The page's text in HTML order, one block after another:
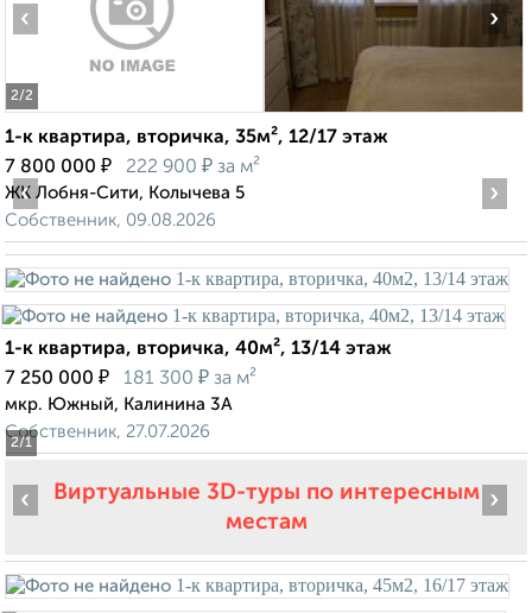
2/2
‹ ›
1-к квартира, вторичка, 35м², 12/17 этаж
7 800 000 ₽ 222 900 ₽ за м²
ЖК Лобня-Сити, Колычева 5
Собственник, 09.08.2026
2/1
‹ ›
1-к квартира, вторичка, 40м², 13/14 этаж
7 250 000 ₽ 181 300 ₽ за м²
мкр. Южный, Калинина 3А
Собственник, 27.07.2026
Виртуальные 3D-туры по интересным
местам
‹ ›